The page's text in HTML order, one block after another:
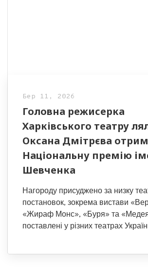
Бер 11, 2026
Головна режисерка
Харківського театру
Оксана Дмітрєва
Національну премію
Шевченка
Нагороду присуджено за низку
постановок, зокрема вистави
«Жираф Монс», «Буря» та
поставлені у різних театрах